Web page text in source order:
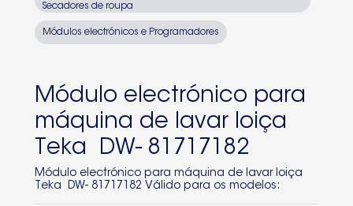
Secadores de roupa
Módulos electrónicos e Programadores
Módulo electrónico para
máquina de lavar loiça
Teka DW- 81717182
Módulo electrónico para máquina de lavar loiça
Teka DW- 81717182 Válido para os modelos: